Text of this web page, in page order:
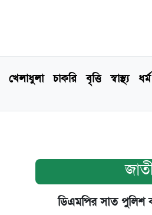
খেলাধুলা চাকরি বৃত্তি স্বাস্থ্য ধর্ম
ডিএমপির সাত পুলিশ